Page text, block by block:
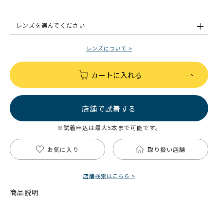
レンズを選んでください
レンズについて >
カートに入れる
店舗で試着する
※試着申込は最大5本まで可能です。
お気に入り 取り扱い店舗
店舗検索はこちら >
商品説明